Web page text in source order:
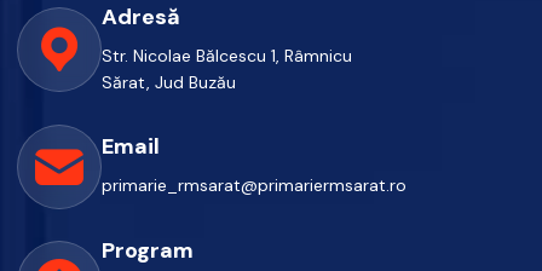
Adresă
Str. Nicolae Bălcescu 1, Râmnicu
Sărat, Jud Buzău
Email
primarie_rmsarat@primariermsarat.ro
Program